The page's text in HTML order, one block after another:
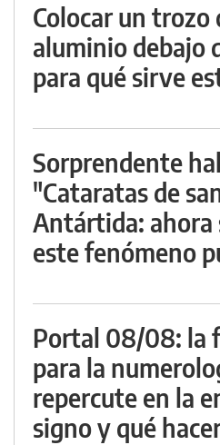
Colocar un trozo
aluminio debajo
para qué sirve
Sorprendente
"Cataratas de
Antártida: ahora
este fenómeno
Portal 08/08: la
para la
repercute en la
signo y qué